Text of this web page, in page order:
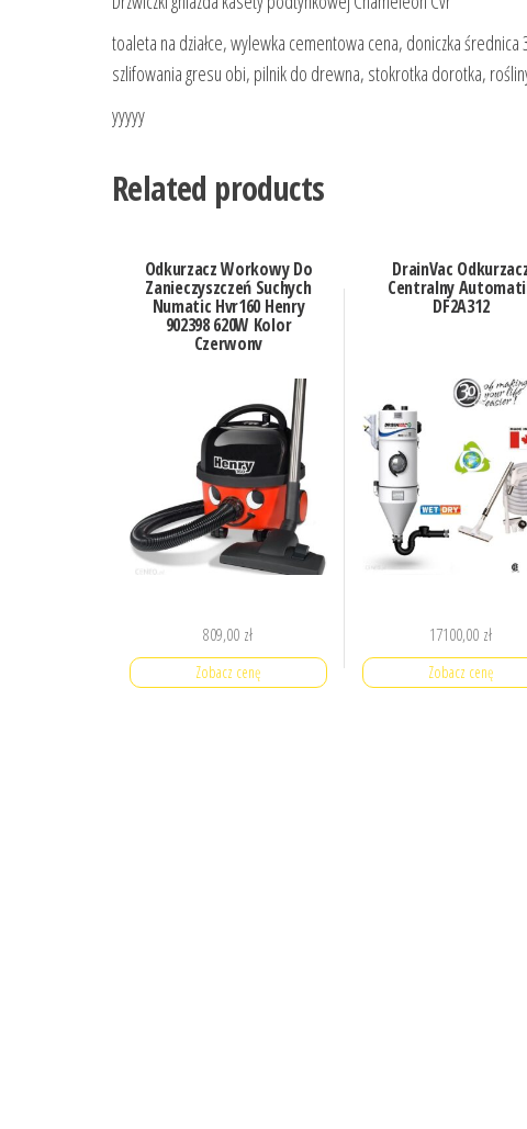
toaleta na działce, wylewka cementowa cena, doniczka
szlifowania gresu obi, pilnik do drewna, stokrotka dorotka,
yyyyy
Related products
Odkurzacz Workowy Do
Zanieczyszczeń Suchych
Numatic Hvr160 Henry
902398 620W Kolor
Czerwony
809,00 zł
Zobacz cenę
DrainVac
Centralny
DF2A312
17100,00 zł
Zobacz cenę